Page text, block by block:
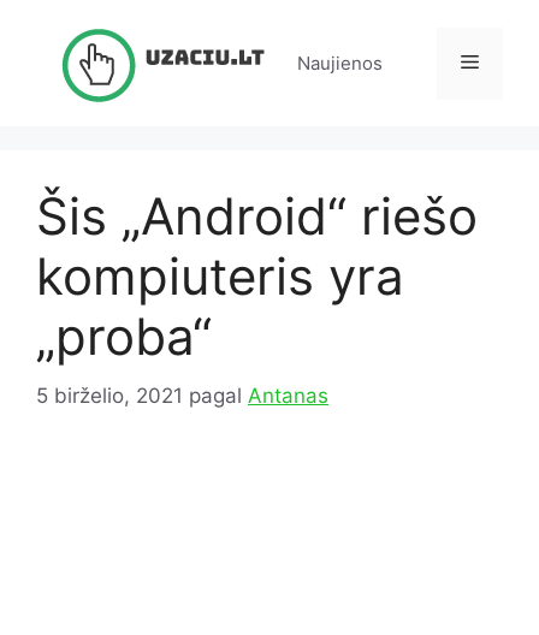
Naujienos Meniu
Šis „Android“ riešo
kompiuteris yra
„proba“
5 birželio, 2021 pagal Antanas